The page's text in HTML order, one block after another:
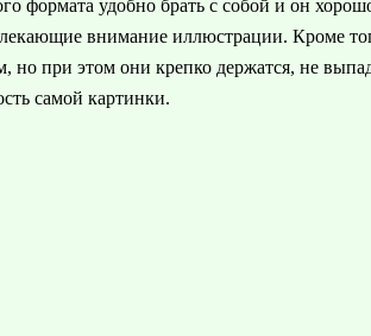
формата удобно брать с собой и он
внимание иллюстрации. Кроме
но при этом они крепко держатся, не
самой картинки.